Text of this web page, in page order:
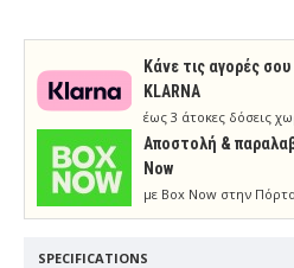
Κάνε τις αγορές
KLARNA
έως 3 άτοκες δόσεις
Aποστολή &
Now
με Box Now στην
SPECIFICATIONS